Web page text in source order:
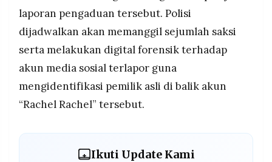
laporan pengaduan tersebut. Polisi
dijadwalkan akan memanggil sejumlah saksi
serta melakukan digital forensik terhadap
akun media sosial terlapor guna
mengidentifikasi pemilik asli di balik akun
“Rachel Rachel” tersebut.
Ikuti Update Kami